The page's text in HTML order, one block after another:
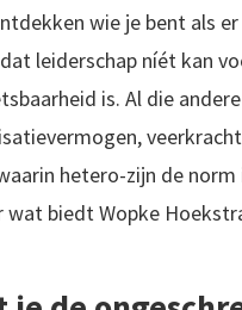
wie je bent als
leiderschap níét kan
is. Al die
hetero-zijn de
wat biedt Wopke